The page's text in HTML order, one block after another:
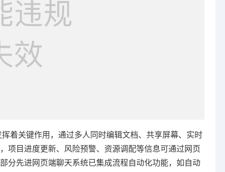
着关键作用，通过多人同时编辑文档、共享屏幕、实时
项目进度更新、风险预警、资源调配等信息可通过网页
分先进网页端聊天系统已集成流程自动化功能，如自动